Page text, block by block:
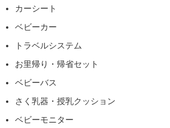
カーシート
ベビーカー
トラベルシステム
お里帰り・帰省セット
ベビーバス
さく乳器・授乳クッション
ベビーモニター